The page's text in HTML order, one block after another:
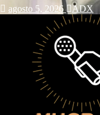
agosto 5, 2026 ADX